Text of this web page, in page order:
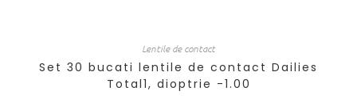
Lentile de contact
Set 30 bucati lentile de contact Dailies
Total1, dioptrie -1.00